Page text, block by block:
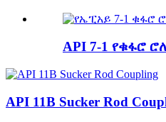
API 7-1 የቁፋሮ
API 11B Sucker Rod